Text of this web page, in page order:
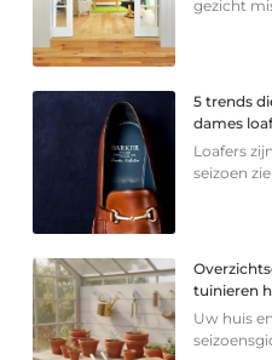
gezicht
5 trends
dames
Loafers
seizoen
tuinieren
Uw huis